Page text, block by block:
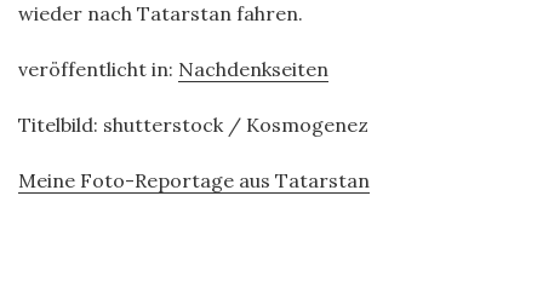
wieder nach Tatarstan fahren.
veröffentlicht in: Nachdenkseiten
Titelbild: shutterstock / Kosmogenez
Meine Foto-Reportage aus Tatarstan